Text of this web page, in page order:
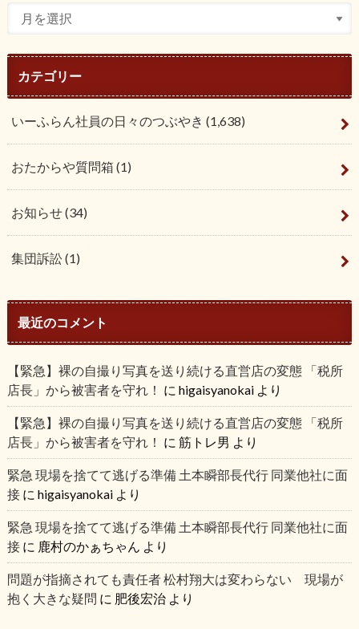
カテゴリー
いーふらん社員の日々のつぶやき (1,638)
おたからや質問箱 (1)
お知らせ(34)
集団訴訟(1)
最近のコメント
【緊急】裸の自撮り写真を送り続ける直営店の変態 「税所
店長」から被害者を守れ！ に higaisyanokaiより
【緊急】裸の自撮り写真を送り続ける直営店の変態 「税所
店長」から被害者を守れ！ に 筋トレ男 より
緊急 現場を捨てて逃げる準備 土本瞬部長代行 同業他社に面
接に higaisyanokaiより
緊急 現場を捨てて逃げる準備 土本瞬部長代行 同業他社に面
接に 鹿村のかぁちゃん より
問題が指摘されても責任者 松村翔大は変わらない 現場が
抱く大きな疑問 に 肥後宏治より